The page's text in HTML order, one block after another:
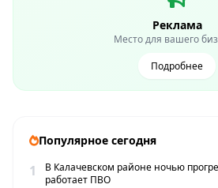
Реклама
Место для вашего
Подробнее
Популярное сегодня
1
В Калачевском районе ночью
работает ПВО